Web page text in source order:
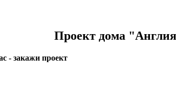
Проект дома
- закажи проект